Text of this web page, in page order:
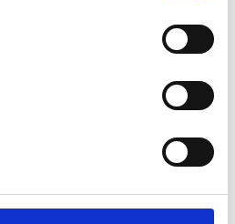
kunt u via onderstaand
Wij streven ernaar uw bericht